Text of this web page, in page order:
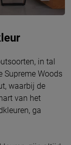
in tal
Supreme Woods
waarbij de
van het
ga